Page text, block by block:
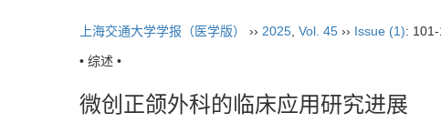
上海交通大学学报（医学版） ›› 2025 Vol. 45 ›› Issue (1): 101-
• 综述 •
微创正颌外科的临床应用研究进展